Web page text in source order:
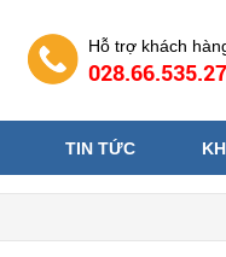
Hỗ trợ khách
TIN TỨC